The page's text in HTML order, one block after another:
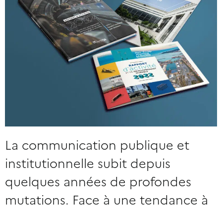
La communication publique et
institutionnelle subit depuis
quelques années de profondes
mutations. Face à une tendance à